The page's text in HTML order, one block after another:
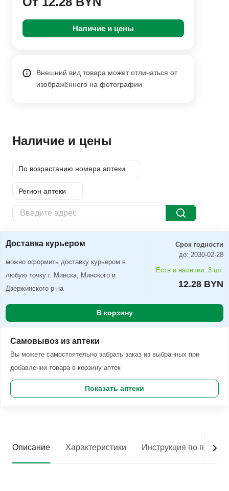
Наличие и цены
Внешний вид товара может отличаться от
изображённого на фотографии
Наличие и цены
По возрастанию номера аптеки
Регион аптеки
Доставка курьером Заказать
Доставка курьером
можно оформить доставку курьером в
любую точку г. Минска, Минского и
Дзержинского р-на
Срок годности
до: 2030-02-28
Есть в наличии: 3 шт.
12.28 BYN
В корзину
Самовывоз из аптеки
Вы можете самостоятельно забрать заказ из выбранных при
добавлении товара в корзину аптек
Показать аптеки
Описание Характеристики Инструкция по